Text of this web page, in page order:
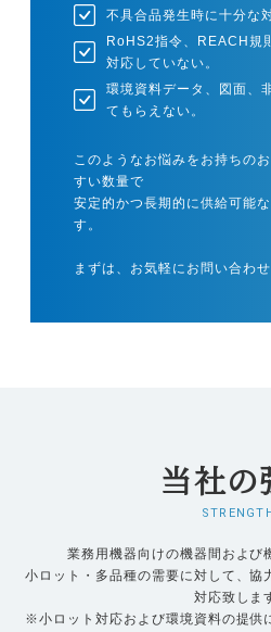
不具合品発生時に十分な
RoHS2指令、REACH規
対応していない。
環境資料データ、図面、
てもらえない。
このようなお悩みをお持ちの
すい数量で
安定的かつ長期的に供給可能
す。
まずは、お気軽にお問い合わせ
当社の
業務用機器向けの機器間および
小ロット・多品種の需要に対して、協
対応致しま
※小ロット対応および環境資料の提供